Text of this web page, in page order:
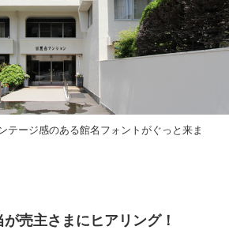
テージ感のある館名フォントがぐっと来ま
売主さまにヒアリング！